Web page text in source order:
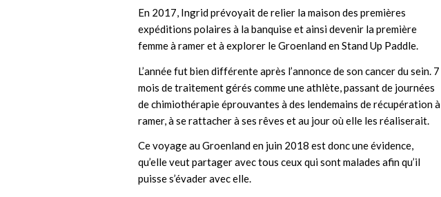
En 2017, Ingrid prévoyait de relier la maison des premières
expéditions polaires à la banquise et ainsi devenir la première
femme à ramer et à explorer le Groenland en Stand Up Paddle.
L’année fut bien différente après l’annonce de son cancer du sein. 7
mois de traitement gérés comme une athlète, passant de journées
de chimiothérapie éprouvantes à des lendemains de récupération à
ramer, à se rattacher à ses rêves et au jour où elle les réaliserait.
Ce voyage au Groenland en juin 2018 est donc une évidence,
qu’elle veut partager avec tous ceux qui sont malades afin qu’il
puisse s’évader avec elle.